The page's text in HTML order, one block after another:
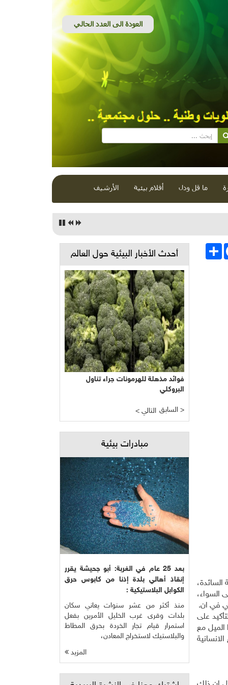
ما قل ودل أفلام بيئية الأرشيف
انشر
السواء،
في ان.
على
الميل مع
أحدث الأخبار البيئية حول العالم
فوائد مذهلة للهرمونات جراء تناول
البروكلي
< التالي السابق >
مبادرات بيئية
بعد 25 عام في الغربة: أبو جحيشة يقرر
إنقاذ أهالي بلدة إذنا من كابوس حرق
الكوابل البلاستيكية :
منذ أكثر من عشر سنوات يعاني سكان
بلدات وقرى غرب الخليل الأمرين بفعل
استمرار قيام تجار الخردة بحرق المطاط
والبلاستيك لاستخراج المعادن،
المزيد